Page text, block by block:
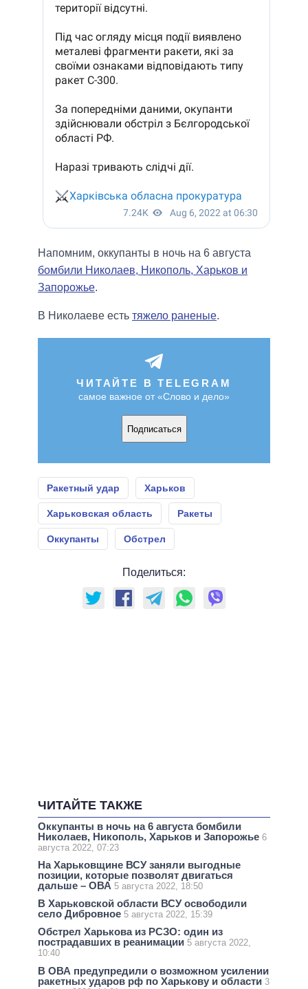
Напомним, оккупанты в ночь на 6 августа
бомбили Николаев, Никополь, Харьков и
Запорожье.
В Николаеве есть тяжело раненые.
ЧИТАЙТЕ В TELEGRAM
самое важное от «Слово и дело»
Подписаться
Ракетный удар Харьков
Харьковская область Ракеты
Оккупанты Обстрел
Поделиться:
ЧИТАЙТЕ ТАКЖЕ
Оккупанты в ночь на 6 августа бомбили
Николаев, Никополь, Харьков и Запорожье 6
августа 2022, 07:23
На Харьковщине ВСУ заняли выгодные
позиции, которые позволят двигаться
дальше – ОВА 5 августа 2022, 18:50
В Харьковской области ВСУ освободили
село Дибровное 5 августа 2022, 15:39
Обстрел Харькова из РСЗО: один из
пострадавших в реанимации 5 августа 2022,
10:40
В ОВА предупредили о возможном усилении
ракетных ударов рф по Харькову и области 3